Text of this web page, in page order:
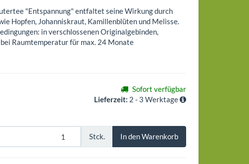
"Entspannung" entfaltet seine Wirkung durch
Hopfen, Johanniskraut, Kamillenblüten und Melisse.
in verschlossenen Originalgebinden,
Raumtemperatur für max. 24 Monate
Sofort verfügbar
Lieferzeit: 2 - 3 Werktage
Stck. In den Warenkorb